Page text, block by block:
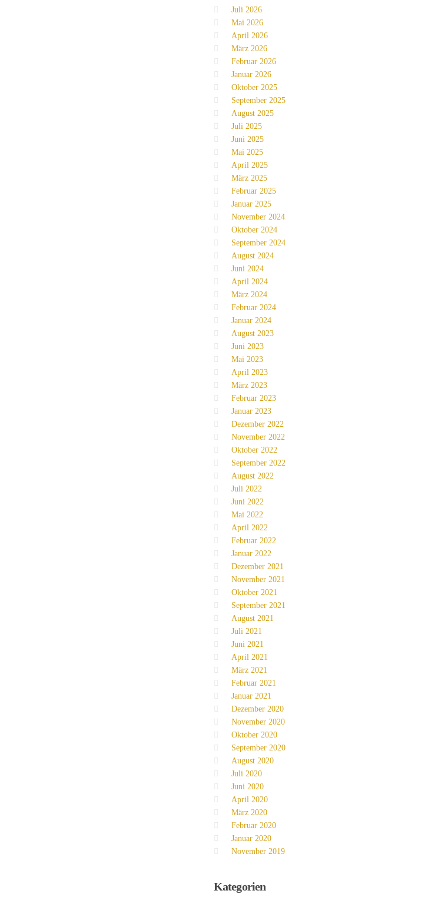
Juli 2026
Mai 2026
April 2026
März 2026
Februar 2026
Januar 2026
Oktober 2025
September 2025
August 2025
Juli 2025
Juni 2025
Mai 2025
April 2025
März 2025
Februar 2025
Januar 2025
November 2024
Oktober 2024
September 2024
August 2024
Juni 2024
April 2024
März 2024
Februar 2024
Januar 2024
August 2023
Juni 2023
Mai 2023
April 2023
März 2023
Februar 2023
Januar 2023
Dezember 2022
November 2022
Oktober 2022
September 2022
August 2022
Juli 2022
Juni 2022
Mai 2022
April 2022
Februar 2022
Januar 2022
Dezember 2021
November 2021
Oktober 2021
September 2021
August 2021
Juli 2021
Juni 2021
April 2021
März 2021
Februar 2021
Januar 2021
Dezember 2020
November 2020
Oktober 2020
September 2020
August 2020
Juli 2020
Juni 2020
April 2020
März 2020
Februar 2020
Januar 2020
November 2019
Kategorien